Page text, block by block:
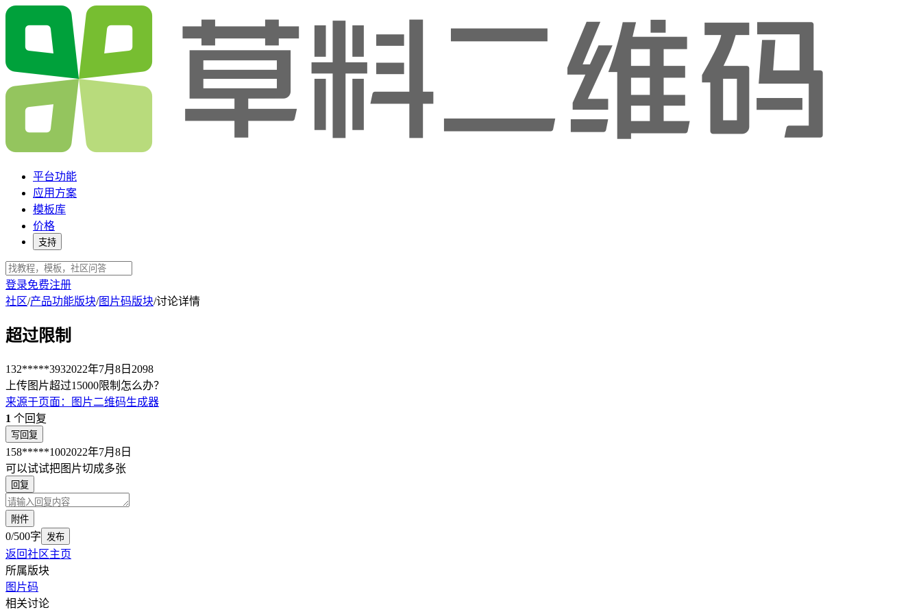
平台功能
应用方案
模板库
价格
支持
登录免费注册
社区/产品功能版块/图片码版块/讨论详情
超过限制
132*****3932022年7月8日 2098
上传图片超过15000限制怎么办？
来源于页面 ：
图片二维码生成器
1 个回复
写回复
158*****1002022年7月8日
可以试试把图片切成多张
回复
附件
0/500字 发布
返回社区主页
所属版块
图片码
相关讨论